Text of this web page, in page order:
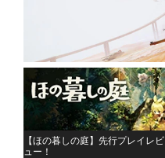
【ほの暮しの庭】先行プレイレビ
ュー！